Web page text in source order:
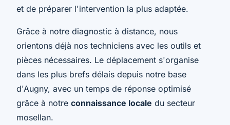
et de préparer l'intervention la plus adaptée.
Grâce à notre diagnostic à distance, nous
orientons déjà nos techniciens avec les outils et
pièces nécessaires. Le déplacement s'organise
dans les plus brefs délais depuis notre base
d'Augny, avec un temps de réponse optimisé
grâce à notre connaissance locale du secteur
mosellan.